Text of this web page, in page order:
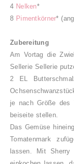
4 Nelken*
8 Pimentkörner*
Zubereitung
Am Vortag die
Sellerie Sellerie
2 EL
je nach Größe des
beiseite stellen.
Das Gemüse
Tomatenmark
lassen. Mit